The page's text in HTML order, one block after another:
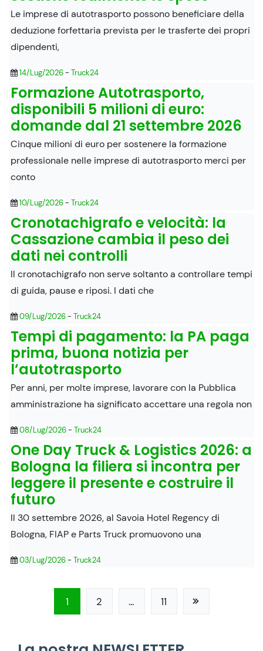
Le imprese di autotrasporto possono beneficiare della
deduzione forfettaria prevista per le trasferte dei propri
dipendenti,
14/Lug/2026- Truck24
Formazione Autotrasporto,
disponibili 5 milioni di euro:
domande dal 21 settembre 2026
Cinque milioni di euro per sostenere la formazione
professionale nelle imprese di autotrasporto merci per
conto
10/Lug/2026- Truck24
Cronotachigrafo e velocità: la
Cassazione cambia il peso dei
dati nei controlli
Il cronotachigrafo non serve soltanto a controllare tempi
di guida, pause e riposi. I dati che
09/Lug/2026- Truck24
Tempi di pagamento: la PA paga
prima, buona notizia per
l’autotrasporto
Per anni, per molte imprese, lavorare con la Pubblica
amministrazione ha significato accettare una regola non
08/Lug/2026- Truck24
One Day Truck & Logistics 2026: a
Bologna la filiera si incontra per
leggere il presente e costruire il
futuro
Il 30 settembre 2026, al Savoia Hotel Regency di
Bologna, FIAP e Parts Truck promuovono una
03/Lug/2026- Truck24
1 2 … 11